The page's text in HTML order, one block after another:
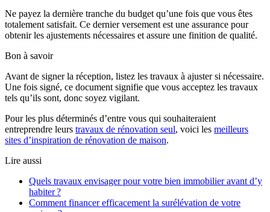
Ne payez la dernière tranche du budget qu’une fois que vous êtes
totalement satisfait. Ce dernier versement est une assurance pour
obtenir les ajustements nécessaires et assure une finition de qualité.
Bon à savoir
Avant de signer la réception, listez les travaux à ajuster si nécessaire.
Une fois signé, ce document signifie que vous acceptez les travaux
tels qu’ils sont, donc soyez vigilant.
Pour les plus déterminés d’entre vous qui souhaiteraient
entreprendre leurs travaux de rénovation seul, voici les meilleurs
sites d’inspiration de rénovation de maison.
Lire aussi
Quels travaux envisager pour votre bien immobilier avant d’y
habiter ?
Comment financer efficacement la surélévation de votre